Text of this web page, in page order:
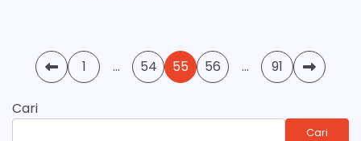
Paginasi
1 … 54 55 56 … 91
Cari
Cari